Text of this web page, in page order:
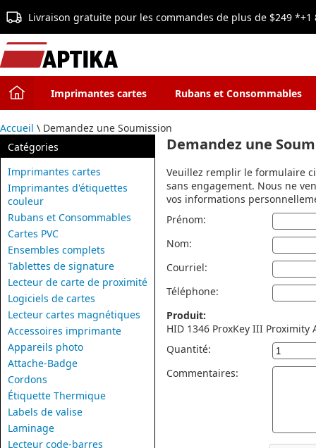
Livraison gratuite pour les commandes de plus de $249 *+1
Imprimantes cartes Rubans et Consommables
Accueil \ Demandez une Soumission
Catégories
Imprimantes cartes
Imprimantes d'étiquettes
couleur
Rubans et Consommables
Cartes PVC
Ensembles complets
Tablettes de signature
Lecteur de carte de proximité
Logiciels de cartes
Lecteur cartes magnétiques
Accessoires imprimante
Appareils photo
Attache-Badge
Cordons
Étiquette Thermique
Labels de valise
Laminage
Lecteur code-barres
Demandez une
Veuillez remplir le formulaire
sans engagement. Nous ne
vos informations
Prénom:
Nom:
Courriel:
Téléphone:
Produit:
HID 1346 ProxKey III Proximity
Quantité:
Commentaires: